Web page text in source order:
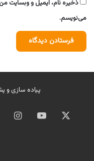
ذخیره نام، ایمیل و وبسایت
می‌نویسم.
پیاده سازی و
ایکس یوتیوب